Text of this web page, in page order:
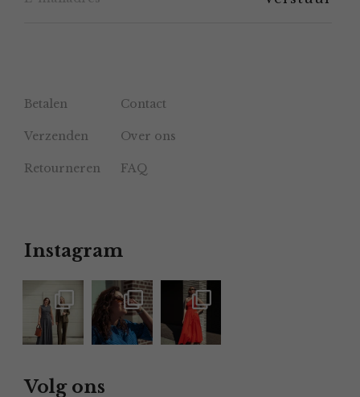
Betalen Contact
Verzenden Over ons
Retourneren FAQ
Instagram
Volg ons